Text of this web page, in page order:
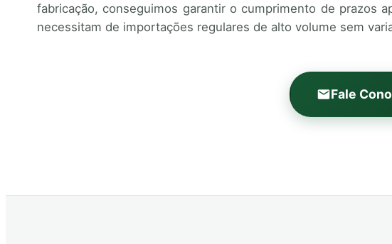
fabricação, conseguimos garantir o cumprimento de prazos
necessitam de importações regulares de alto volume sem
Fale